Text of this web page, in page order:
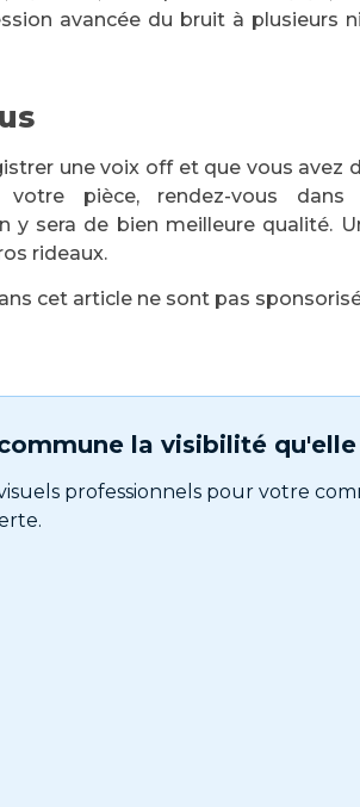
avancée du bruit à plusieurs
une voix off et que vous avez
pièce, rendez-vous
y sera de bien meilleure qualité.
rideaux.
cet article ne sont pas
la visibilité
professionnels pour votre